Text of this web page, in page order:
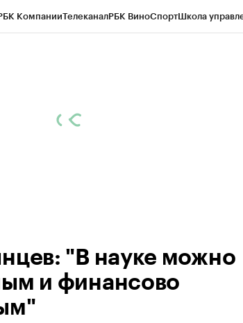
КомпанииТелеканалРБК ВиноСпортШкола
"В науке можно
и финансово